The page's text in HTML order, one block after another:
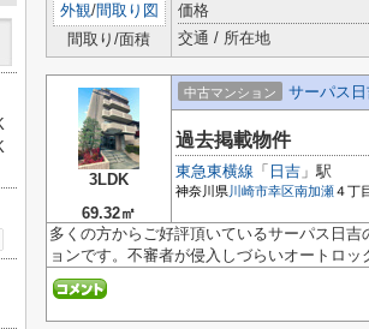
外観/間取り図
間取り/面積
価格
交通 / 所在地
3LDK
69.32㎡
中古マンション サーパス
過去掲載物件
東急東横線 「 日吉 」駅
神奈川県川崎市幸区南加瀬 ４丁
多くの方からご好評頂いているサーパス日
ョンです。不審者が侵入しづらいオートロ